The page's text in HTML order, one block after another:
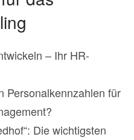
– Ihr HR-
Personalkennzahlen für
Die wichtigsten